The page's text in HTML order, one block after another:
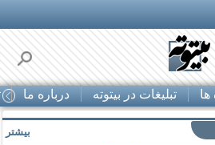
ها تبلیغات در بیتوته درباره ما
بیشتر